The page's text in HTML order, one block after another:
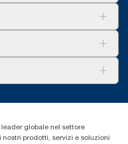
globale nel settore
prodotti, servizi e soluzioni